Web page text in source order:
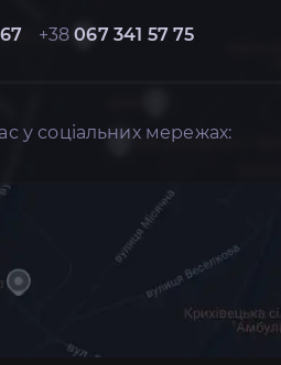
+38067 341 57 75
у соціальних мережах: